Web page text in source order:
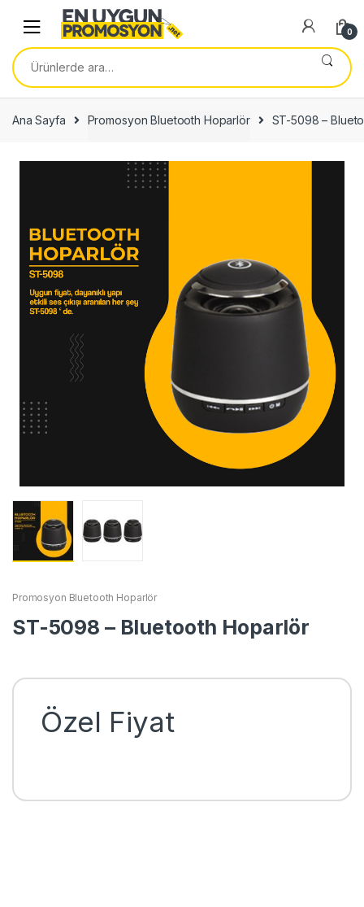
navigation
content
0
Ara:
Ana Sayfa Promosyon Bluetooth Hoparlör ST-5098 –
Promosyon Bluetooth Hoparlör
ST-5098 – Bluetooth Hoparlör
Özel Fiyat